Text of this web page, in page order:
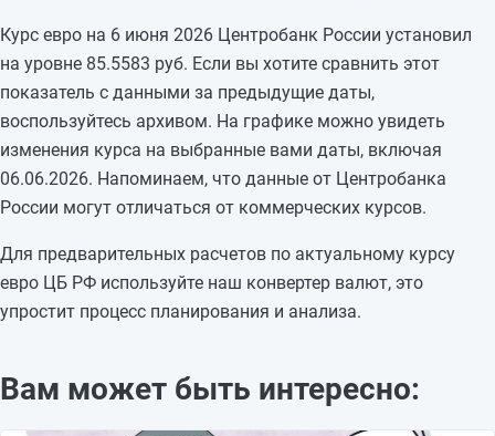
31.05.2026
82,637
—
30.05.2026
82,637
-1,0523
29.05.2026
83,6893
+0,9668
28.05.2026
82,7225
-0,5751
27.05.2026
83,2976
-2,1518
26.05.2026
85,4494
+2,9048
25.05.2026
82,5446
—
23.05.2026
Курс евро на 6 июня 2026 Центробанк России установил
на уровне 85.5583 руб. Если вы хотите сравнить этот
показатель с данными за предыдущие даты,
воспользуйтесь архивом. На графике можно увидеть
изменения курса на выбранные вами даты, включая
06.06.2026. Напоминаем, что данные от Центробанка
России могут отличаться от коммерческих курсов.
Для предварительных расчетов по актуальному курсу
евро ЦБ РФ используйте наш конвертер валют, это
упростит процесс планирования и анализа.
Вам может быть интересно: